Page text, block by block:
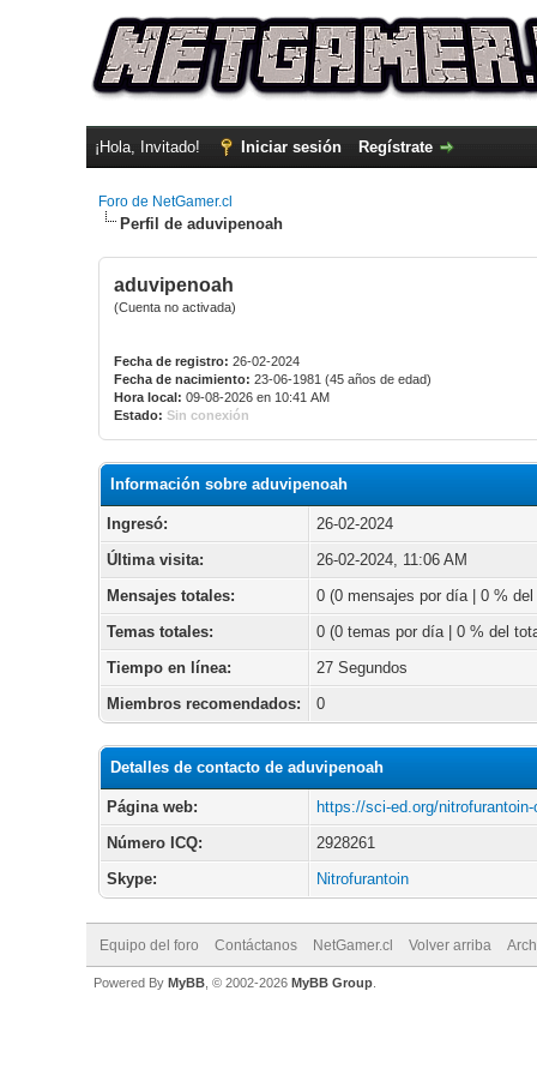
¡Hola, Invitado! Iniciar sesión Regístrate
Foro de NetGamer.cl
Perfil de aduvipenoah
aduvipenoah
(Cuenta no activada)
Fecha de registro: 26-02-2024
Fecha de nacimiento: 23-06-1981 (45 años de edad)
Hora local: 09-08-2026 en 10:41 AM
Estado: Sin conexión
Información sobre aduvipenoah
Ingresó:
26-02-2024
Última visita:
26-02-2024, 11:06 AM
Mensajes totales:
0 (0 mensajes por día | 0 % del
Temas totales:
0 (0 temas por día | 0 % del
Tiempo en línea:
27 Segundos
Miembros recomendados:
0
Detalles de contacto de aduvipenoah
Página web:
https://sci-ed.org/nitrofurantoin-
Número ICQ:
2928261
Skype:
Nitrofurantoin
Equipo del foro Contáctanos NetGamer.cl Volver arriba
Powered By MyBB , © 2002-2026 MyBB Group